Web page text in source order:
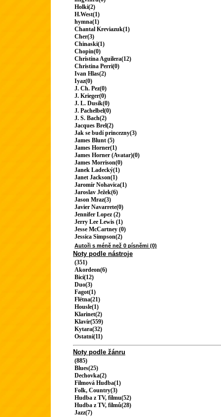
Holki(2)
H.West(1)
hymna(1)
Chantal Kreviazuk(1)
Cher(3)
Chinaski(1)
Chopin(0)
Christina Aguilera(12)
Christina Perri(0)
Ivan Hlas(2)
Iyaz(0)
J. Ch. Pez(0)
J. Krieger(0)
J. L. Dusík(0)
J. Pachelbel(0)
J. S. Bach(2)
Jacques Brel(2)
Jak se budí princezny(3)
James Blunt (5)
James Horner(1)
James Horner (Avatar)(0)
James Morrison(0)
Janek Ladecký(1)
Janet Jackson(1)
Jaromír Nohavica(1)
Jaroslav Ježek(6)
Jason Mraz(3)
Javier Navarrete(0)
Jennifer Lopez (2)
Jerry Lee Lewis (1)
Jesse McCartney (0)
Jessica Simpson(2)
Autoři s méně než 0 písněmi (0)
Noty podle nástroje
(351)
Akordeon(6)
Bicí(12)
Duo(3)
Fagot(1)
Flétna(21)
Housle(1)
Klarinet(2)
Klavír(559)
Kytara(32)
Ostatní(11)
Noty podle žánru
(885)
Blues(25)
Dechovka(2)
Filmová Hudba(1)
Folk, Country(3)
Hudba z TV, filmu(52)
Hudba z TV, filmů(28)
Jazz(7)